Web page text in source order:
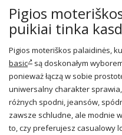
Pigios
puikiai tinka
Pigios moteriškos palaidinės,
basic
są doskonałym
ponieważ łączą w sobie
uniwersalny charakter
różnych spodni, jeansów,
zawsze schludne, ale modnie
to, czy preferujesz casualowy